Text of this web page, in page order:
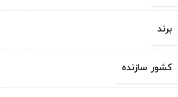
برند
کشور سازنده